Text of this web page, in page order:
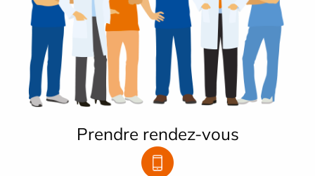
Prendre rendez-vous